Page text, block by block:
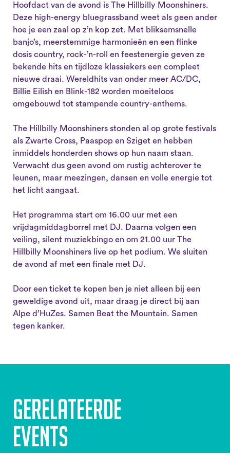
Hoofdact van de avond is The Hillbilly Moonshiners.
Deze high-energy bluegrassband weet als geen ander
hoe je een zaal op z’n kop zet. Met bliksemsnelle
banjo’s, meerstemmige harmonieën en een flinke
dosis country, rock-’n-roll en feestenergie geven ze
bekende hits en tijdloze klassiekers een compleet
nieuwe draai. Wereldhits van onder meer AC/DC,
Billie Eilish en Blink-182 worden moeiteloos
omgebouwd tot stampende country-anthems.
The Hillbilly Moonshiners stonden al op grote festivals
als Zwarte Cross, Paaspop en Sziget en hebben
inmiddels honderden shows op hun naam staan.
Verwacht dus geen avond om rustig achterover te
leunen, maar meezingen, dansen en volle energie tot
het licht aangaat.
Het programma start om 16.00 uur met een
vrijdagmiddagborrel met DJ. Daarna volgen een
veiling, silent muziekbingo en om 21.00 uur The
Hillbilly Moonshiners live op het podium. We sluiten
de avond af met een finale met DJ.
Door een ticket te kopen ben je niet alleen bij een
geweldige avond uit, maar draag je direct bij aan
Alpe d’HuZes. Samen Beat the Mountain. Samen
tegen kanker.
Gerelateerde
events